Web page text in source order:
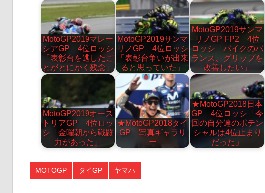
MotoGP2019マレー
シアGP 4位ロッシ
「表彰台を逃したこ
とがとにかく残念」
MotoGP2019サンマ
リノGP 4位ロッシ
「表彰台争いが出来
ると思っていた」
MotoGP2019サンマ
リノGP FP2 4位
ロッシ「バイクのバ
ランス、グリップを
改善したい」
MotoGP2019オース
トリアGP 4位ロッ
シ「金曜朝から戦闘
力があった」
★MotoGP2018タイ
GP 写真ギャラリ
ー
★MotoGP2018日本
GP 4位ロッシ「今
回の自分達のポテン
シャルは4位止まり
だった」
MOTOGP タイGP ヤマハ